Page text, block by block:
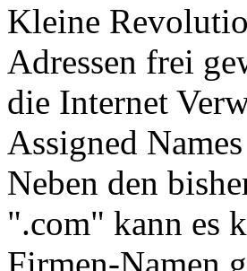
Kleine
Adressen frei
die Internet
Assigned
Neben den
".com" kann es
Firmen-Namen